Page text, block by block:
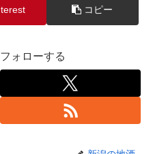
コピー
ォローする